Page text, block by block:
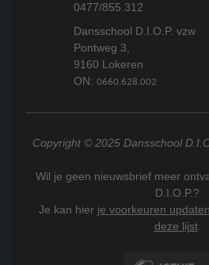
0477/855.312
Dansschool D.I.O.P. vzw
Pontweg 3,
9160 Lokeren
ON: 0660.628.002
Copyright © 2025 Dansschool
Wil je geen nieuwsbrief meer
D.I.O.P.?
Je kan hier je voorkeuren updaten
deze lijst.